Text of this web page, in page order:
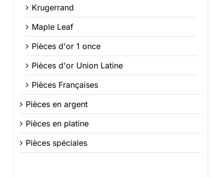
Krugerrand
Maple Leaf
Pièces d'or 1 once
Pièces d'or Union Latine
Pièces Françaises
Pièces en argent
Pièces en platine
Pièces spéciales